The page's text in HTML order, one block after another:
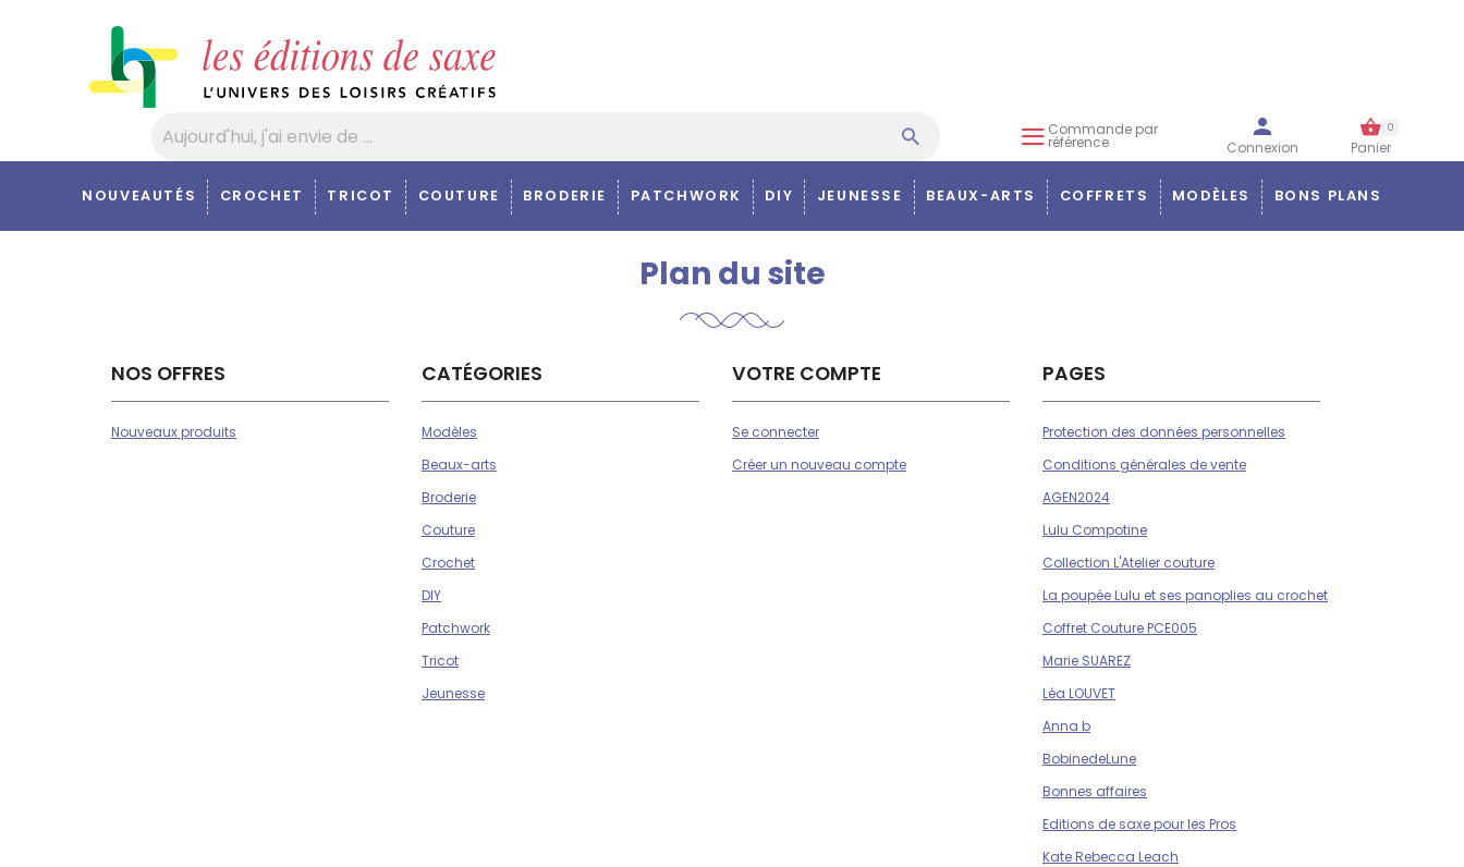
Commande par
référence Connexion Panier
0
NOUVEAUTÉS CROCHET TRICOT COUTURE BRODERIE PATCHWORK DIY JEUNESSE BEAUX-ARTS COFFRETS MODÈLES BONS PLANS
Plan du site
NOS OFFRES
Nouveaux produits
CATÉGORIES
Modèles
Beaux-arts
Broderie
Couture
Crochet
DIY
Patchwork
Tricot
Jeunesse
VOTRE COMPTE
Se connecter
Créer un nouveau compte
PAGES
Protection des données personnelles
Conditions générales de vente
AGEN2024
Lulu Compotine
Collection L'Atelier couture
La poupée Lulu et ses panoplies au crochet
Coffret Couture PCE005
Marie SUAREZ
Léa LOUVET
Anna b
BobinedeLune
Bonnes affaires
Editions de saxe pour les Pros
Kate Rebecca Leach